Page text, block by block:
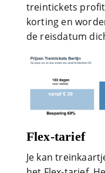
treintickets
korting en
de reisdatum
Flex-tarief
Je kan